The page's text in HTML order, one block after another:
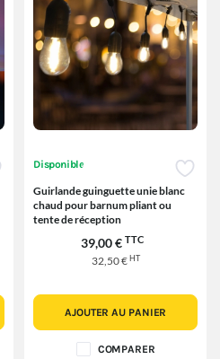
Disponible
Guirlande guinguette unie blanc
chaud pour barnum pliant ou
tente de réception
39,00 € TTC
32,50 €HT
AJOUTER AU PANIER
COMPARER